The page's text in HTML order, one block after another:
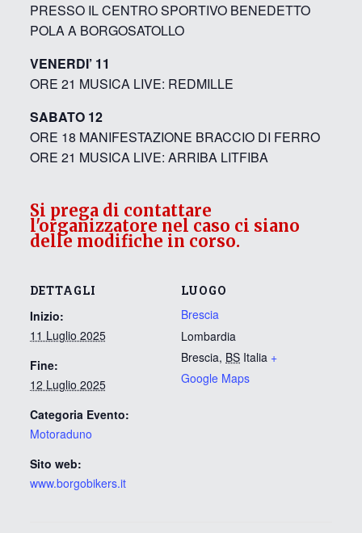
PRESSO IL CENTRO SPORTIVO BENEDETTO
POLA A BORGOSATOLLO
VENERDI’ 11
ORE 21 MUSICA LIVE: REDMILLE
SABATO 12
ORE 18 MANIFESTAZIONE BRACCIO DI FERRO
ORE 21 MUSICA LIVE: ARRIBA LITFIBA
DETTAGLI
Inizio:
11 Luglio 2025
Fine:
12 Luglio 2025
Categoria Evento:
Motoraduno
Sito web:
www.borgobikers.it
LUOGO
Brescia
Lombardia
Brescia, BS Italia +
Google Maps
Si prega di contattare
l'organizzatore nel caso ci siano
delle modifiche in corso.